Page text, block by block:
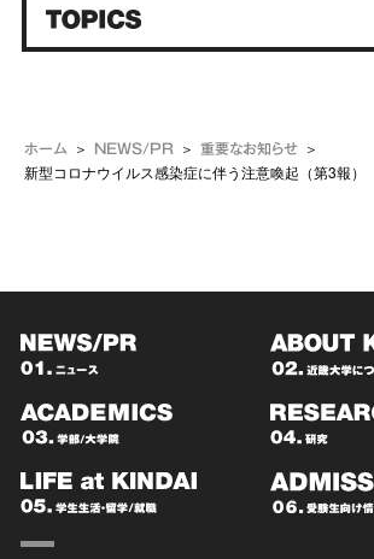
ホーム NEWS/PR 重要なお知らせ
新型コロナウイルス感染症に伴う注意喚起（第3報）